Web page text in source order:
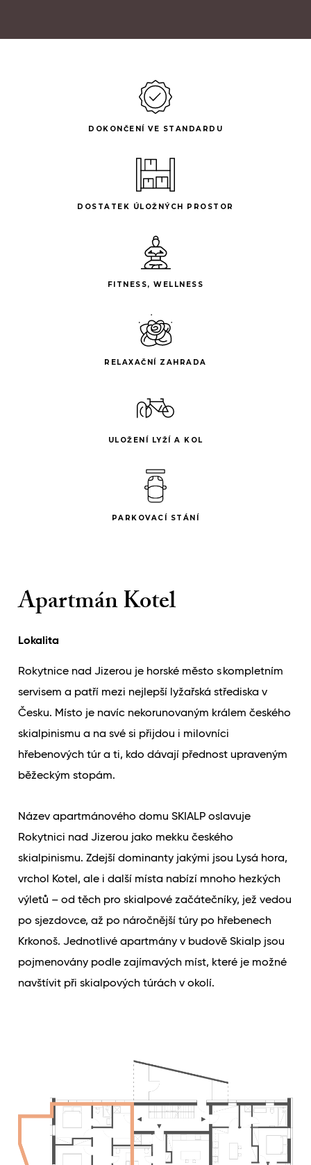
DOKONČENÍ VE STANDARDU
DOSTATEK ÚLOŽNÝCH PROSTOR
FITNESS, WELLNESS
RELAXAČNÍ ZAHRADA
ULOŽENÍ LYŽÍ A KOL
PARKOVACÍ STÁNÍ
Apartmán Kotel
Lokalita
Rokytnice nad Jizerou je horské město s kompletním
servisem a patří mezi nejlepší lyžařská střediska v
Česku. Místo je navíc nekorunovaným králem českého
skialpinismu a na své si přijdou i milovníci
hřebenových túr a ti, kdo dávají přednost upraveným
běžeckým stopám.
Název apartmánového domu SKIALP oslavuje
Rokytnici nad Jizerou jako mekku českého
skialpinismu. Zdejší dominanty jakými jsou Lysá hora,
vrchol Kotel, ale i další místa nabízí mnoho hezkých
výletů – od těch pro skialpové začátečníky, jež vedou
po sjezdovce, až po náročnější túry po hřebenech
Krkonoš. Jednotlivé apartmány v budově Skialp jsou
pojmenovány podle zajímavých míst, které je možné
navštívit při skialpových túrách v okolí.